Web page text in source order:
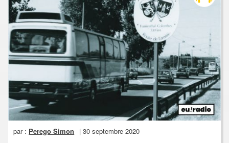
par : Perego Simon | 30 septembre 2020